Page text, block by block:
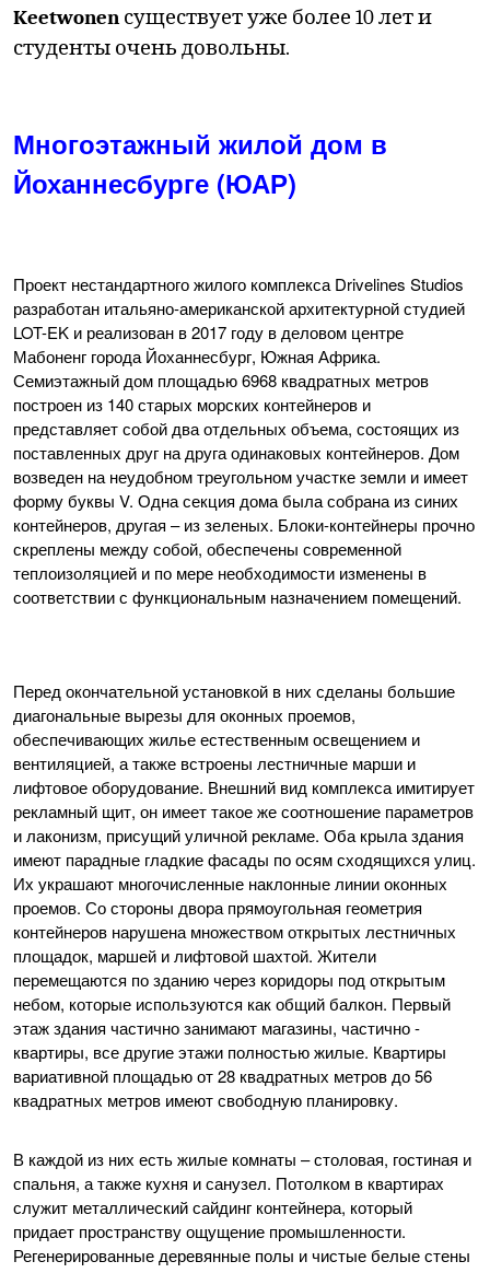
Keetwonen существует уже более 10 лет и
студенты очень довольны.
Многоэтажный жилой дом в
Йоханнесбурге (ЮАР)
Проект нестандартного жилого комплекса Drivelines Studios
разработан итальяно-американской архитектурной студией
LOT-EK и реализован в 2017 году в деловом центре
Мабоненг города Йоханнесбург, Южная Африка.
Семиэтажный дом площадью 6968 квадратных метров
построен из 140 старых морских контейнеров и
представляет собой два отдельных объема, состоящих из
поставленных друг на друга одинаковых контейнеров. Дом
возведен на неудобном треугольном участке земли и имеет
форму буквы V. Одна секция дома была собрана из синих
контейнеров, другая – из зеленых. Блоки-контейнеры прочно
скреплены между собой, обеспечены современной
теплоизоляцией и по мере необходимости изменены в
соответствии с функциональным назначением помещений.
Перед окончательной установкой в них сделаны большие
диагональные вырезы для оконных проемов,
обеспечивающих жилье естественным освещением и
вентиляцией, а также встроены лестничные марши и
лифтовое оборудование. Внешний вид комплекса имитирует
рекламный щит, он имеет такое же соотношение параметров
и лаконизм, присущий уличной рекламе. Оба крыла здания
имеют парадные гладкие фасады по осям сходящихся улиц.
Их украшают многочисленные наклонные линии оконных
проемов. Со стороны двора прямоугольная геометрия
контейнеров нарушена множеством открытых лестничных
площадок, маршей и лифтовой шахтой. Жители
перемещаются по зданию через коридоры под открытым
небом, которые используются как общий балкон. Первый
этаж здания частично занимают магазины, частично -
квартиры, все другие этажи полностью жилые. Квартиры
вариативной площадью от 28 квадратных метров до 56
квадратных метров имеют свободную планировку.
В каждой из них есть жилые комнаты – столовая, гостиная и
спальня, а также кухня и санузел. Потолком в квартирах
служит металлический сайдинг контейнера, который
придает пространству ощущение промышленности.
Регенерированные деревянные полы и чистые белые стены